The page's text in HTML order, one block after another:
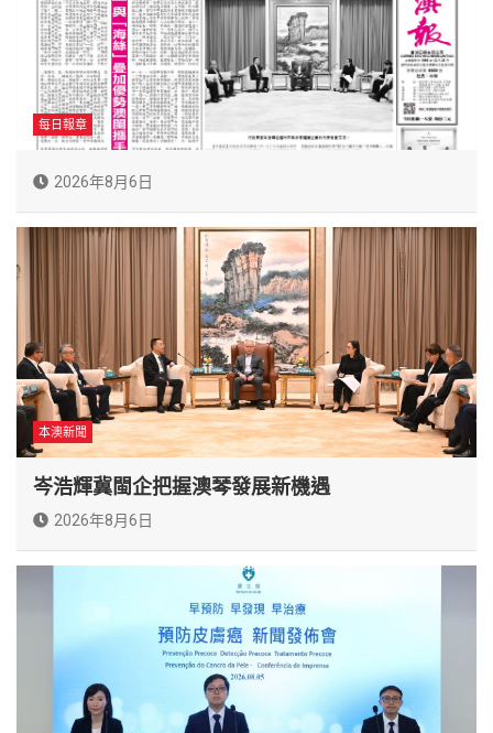
每日報章
2026年8月6日
本澳新聞
岑浩輝冀閩企把握澳琴發展新機遇
2026年8月6日